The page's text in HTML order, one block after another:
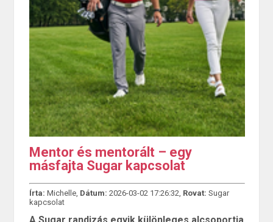
Mentor és mentorált – egy
másfajta Sugar kapcsolat
Írta: Michelle, Dátum: 2026-03-02 17:26:32, Rovat: Sugar
kapcsolat